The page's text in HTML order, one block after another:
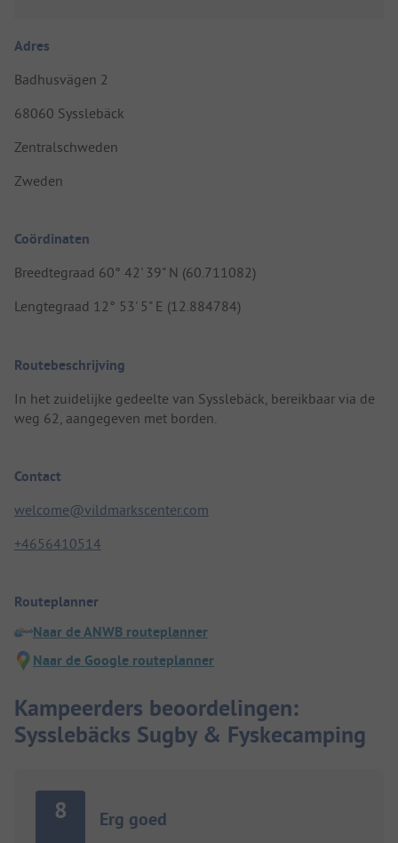
Adres
Badhusvägen 2
68060 Sysslebäck
Zentralschweden
Zweden
Coördinaten
Breedtegraad 60° 42' 39" N (60.711082)
Lengtegraad 12° 53' 5" E (12.884784)
Routebeschrijving
In het zuidelijke gedeelte van Sysslebäck, bereikbaar via de
weg 62, aangegeven met borden.
Contact
welcome@vildmarkscenter.com
+4656410514
Routeplanner
Naar de ANWB routeplanner
Naar de Google routeplanner
Kampeerders beoordelingen:
Sysslebäcks Sugby & Fyskecamping
8 Erg goed